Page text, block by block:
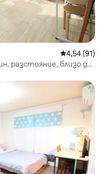
Средна
4,54 (91)
разстояние, близо до